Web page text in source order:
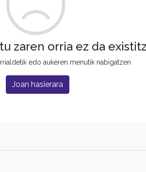
zaren orria ez da
edo aukeren menutik nabigatzen
Joan hasierara